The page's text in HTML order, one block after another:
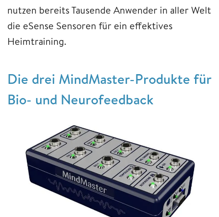
nutzen bereits Tausende Anwender in aller Welt
die eSense Sensoren für ein effektives
Heimtraining.
Die drei MindMaster-Produkte für
Bio- und Neurofeedback